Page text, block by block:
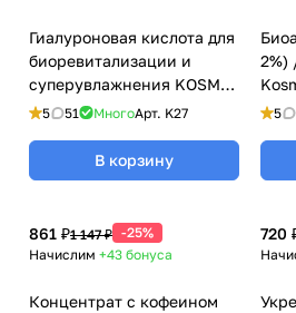
Гиалуроновая кислота для
биоревитализации и
суперувлажнения KOSMO-
HYAL Kosmoteros
5 51 МногоАрт. K27
В корзину
2%)
5
861 ₽1 147 ₽ -25%
Начислим +43 бонуса
Концентрат с кофеином
720